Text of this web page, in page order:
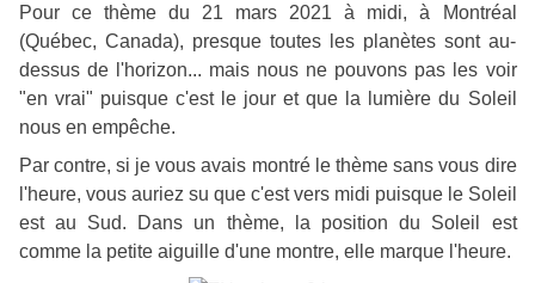
Pour ce thème du 21 mars 2021 à midi, à Montréal
(Québec, Canada), presque toutes les planètes sont au-
dessus de l'horizon... mais nous ne pouvons pas les voir
"en vrai" puisque c'est le jour et que la lumière du Soleil
nous en empêche.
Par contre, si je vous avais montré le thème sans vous dire
l'heure, vous auriez su que c'est vers midi puisque le Soleil
est au Sud. Dans un thème, la position du Soleil est
comme la petite aiguille d'une montre, elle marque l'heure.